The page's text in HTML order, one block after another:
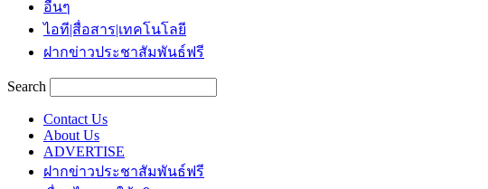
อื่นๆ
ไอที|สื่อสาร|เทคโนโลยี
ฝากข่าวประชาสัมพันธ์ฟรี
Search
Contact Us
About Us
ADVERTISE
ฝากข่าวประชาสัมพันธ์ฟรี